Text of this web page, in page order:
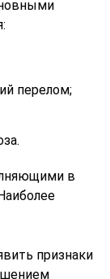
признаки
– под